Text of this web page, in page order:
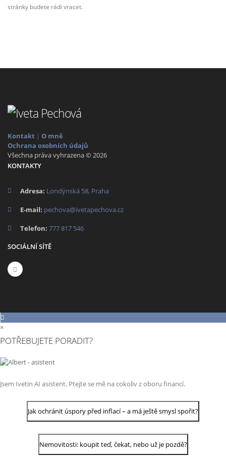
stránky budete rádi vracet.
Kontakt | O mně
Ochrana osobních údajů
Všechna práva vyhrazena © 2026
KONTAKTY
Adresa: Londýnská 58, Praha
E-mail: pechova@ivetapechova.cz
Telefon: 777 817 546
SOCIÁLNÍ SÍTĚ
×
POTŘEBUJETE PORADIT?
Jsem Ivetin AI asistent. Ptejte se mě na cokoliv z oboru financí.
Jak ochránit úspory před inflací – a má ještě smysl spořit?
Nemovitosti: koupit teď, čekat, nebo už je pozdě?